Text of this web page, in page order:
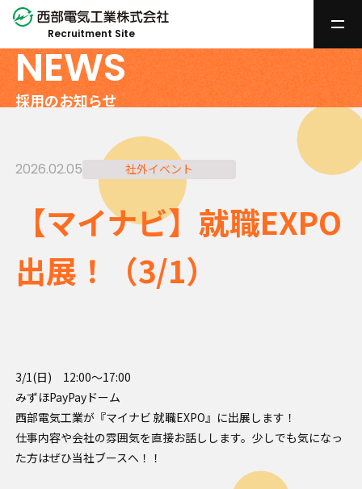
Recruitment Site
NEWS
採用のお知らせ
2026.02.05 社外イベント
【マイナビ】就職EXPO
出展！（3/1）
3/1(日) 12:00～17:00
みずほPayPayドーム
西部電気工業が『マイナビ 就職EXPO』に出展します！
仕事内容や会社の雰囲気を直接お話しします。少しでも気になっ
た方はぜひ当社ブースへ！！